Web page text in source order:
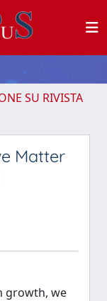
SU RIVISTA
Matter
growth, we